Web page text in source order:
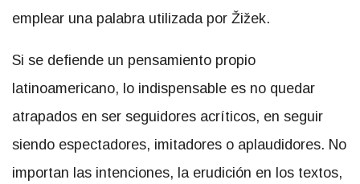
emplear una palabra utilizada por Žižek.
Si se defiende un pensamiento propio
latinoamericano, lo indispensable es no quedar
atrapados en ser seguidores acríticos, en seguir
siendo espectadores, imitadores o aplaudidores. No
importan las intenciones, la erudición en los textos,